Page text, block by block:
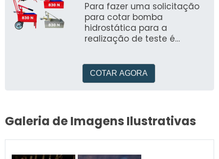
Para fazer uma solicitação
para cotar bomba
hidrostática para a
realização de teste é
COTAR AGORA
Galeria de Imagens Ilustrativas